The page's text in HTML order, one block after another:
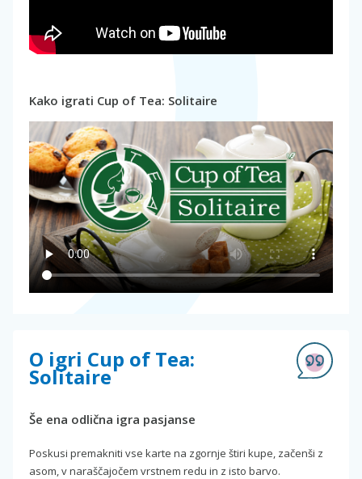
Kako igrati Cup of Tea: Solitaire
O igri Cup of Tea:
Solitaire
Še ena odlična igra pasjanse
Poskusi premakniti vse karte na zgornje štiri kupe, začenši z
asom, v naraščajočem vrstnem redu in z isto barvo.